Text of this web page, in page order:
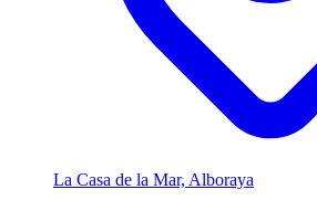
La Casa de la Mar, Alboraya